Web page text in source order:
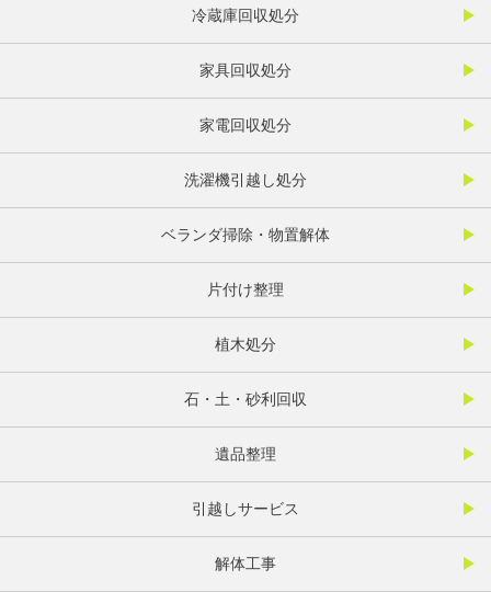
冷蔵庫回収処分
家具回収処分
家電回収処分
洗濯機引越し処分
ベランダ掃除・物置解体
片付け整理
植木処分
石・土・砂利回収
遺品整理
引越しサービス
解体工事